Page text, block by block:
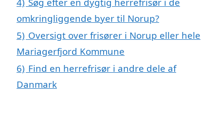
omkringliggende byer til Norup?
5) Oversigt over frisører i Norup eller hele
Mariagerfjord Kommune
6) Find en herrefrisør i andre dele af
Danmark